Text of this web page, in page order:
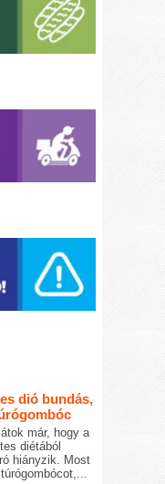
dió bundás,
már, hogy a
diétából
hiányzik. Most